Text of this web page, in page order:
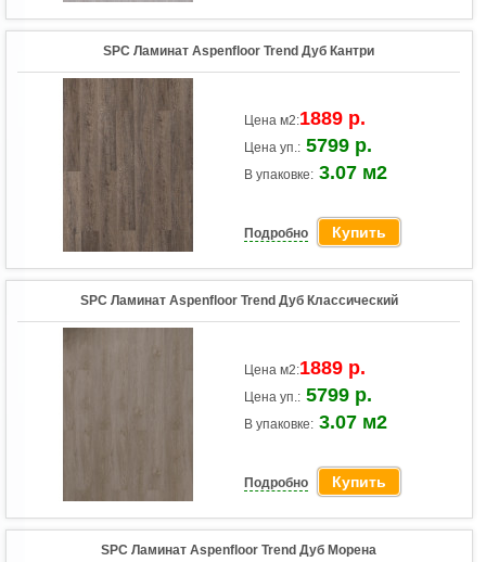
SPC Ламинат Aspenfloor Trend Дуб Кантри
Цена м2:1889 р.
Цена уп.: 5799 р.
В упаковке: 3.07 м2
Подробно Купить
SPC Ламинат Aspenfloor Trend Дуб Классический
Цена м2:1889 р.
Цена уп.: 5799 р.
В упаковке: 3.07 м2
Подробно Купить
SPC Ламинат Aspenfloor Trend Дуб Морена